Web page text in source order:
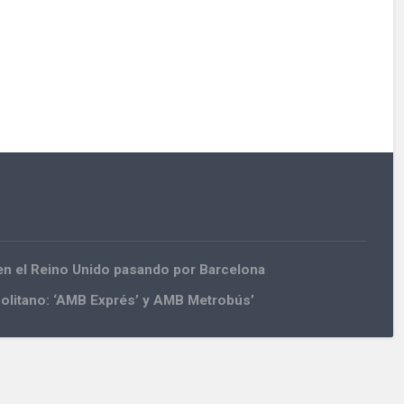
el Reino Unido pasando por Barcelona
‘AMB Exprés’ y AMB Metrobús’